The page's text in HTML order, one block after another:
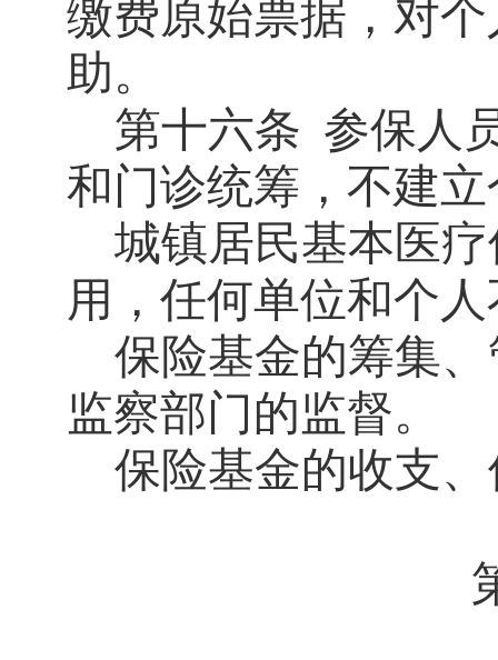
缴费原始票据，对
助。
第十六条 参保人
和门诊统筹，不建
城镇居民基本医
用，任何单位和个
保险基金的筹集
监察部门的监督。
保险基金的收支